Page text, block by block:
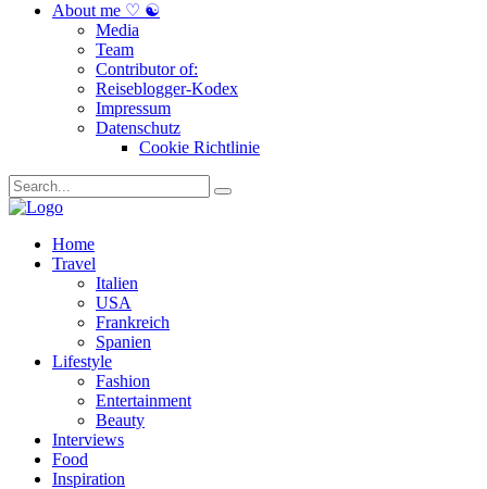
About me ♡ ☯
Media
Team
Contributor of:
Reiseblogger-Kodex
Impressum
Datenschutz
Cookie Richtlinie
Home
Travel
Italien
USA
Frankreich
Spanien
Lifestyle
Fashion
Entertainment
Beauty
Interviews
Food
Inspiration